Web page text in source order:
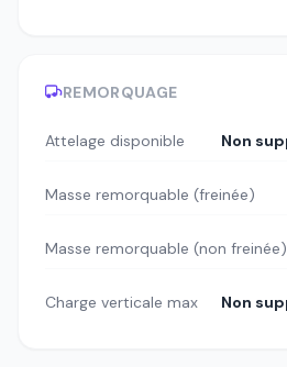
REMORQUAGE
Attelage disponible Non
Masse remorquable (freinée)
Masse remorquable (non freinée)
Charge verticale max Non